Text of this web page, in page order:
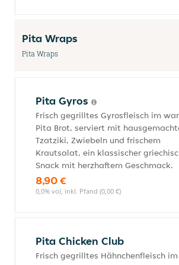
Pita Wraps
Pita Wraps
Pita Gyros
Frisch gegrilltes Gyrosfleisch im
Pita Brot, serviert mit
Tzatziki, Zwiebeln und frischem
Krautsalat, ein klassischer
Snack mit herzhaftem Geschmack.
8,90 €
0,0% vol, inkl. Pfand (0,00 €)
Pita Chicken Club
Frisch gegrilltes Hähnchenfleisch im